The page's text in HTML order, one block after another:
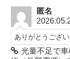
匿名
ありがとうござ
光量不足で